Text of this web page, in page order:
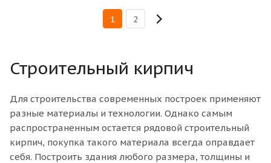
1 2
Строительный кирпич
Для строительства современных построек применяют
разные материалы и технологии. Однако самым
распространенным остается рядовой строительный
кирпич, покупка такого материала всегда оправдает
себя. Построить здания любого размера, толщины и